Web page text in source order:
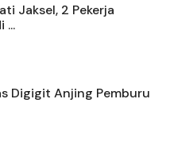
Jaksel, 2 Pekerja
...
Digigit Anjing Pemburu